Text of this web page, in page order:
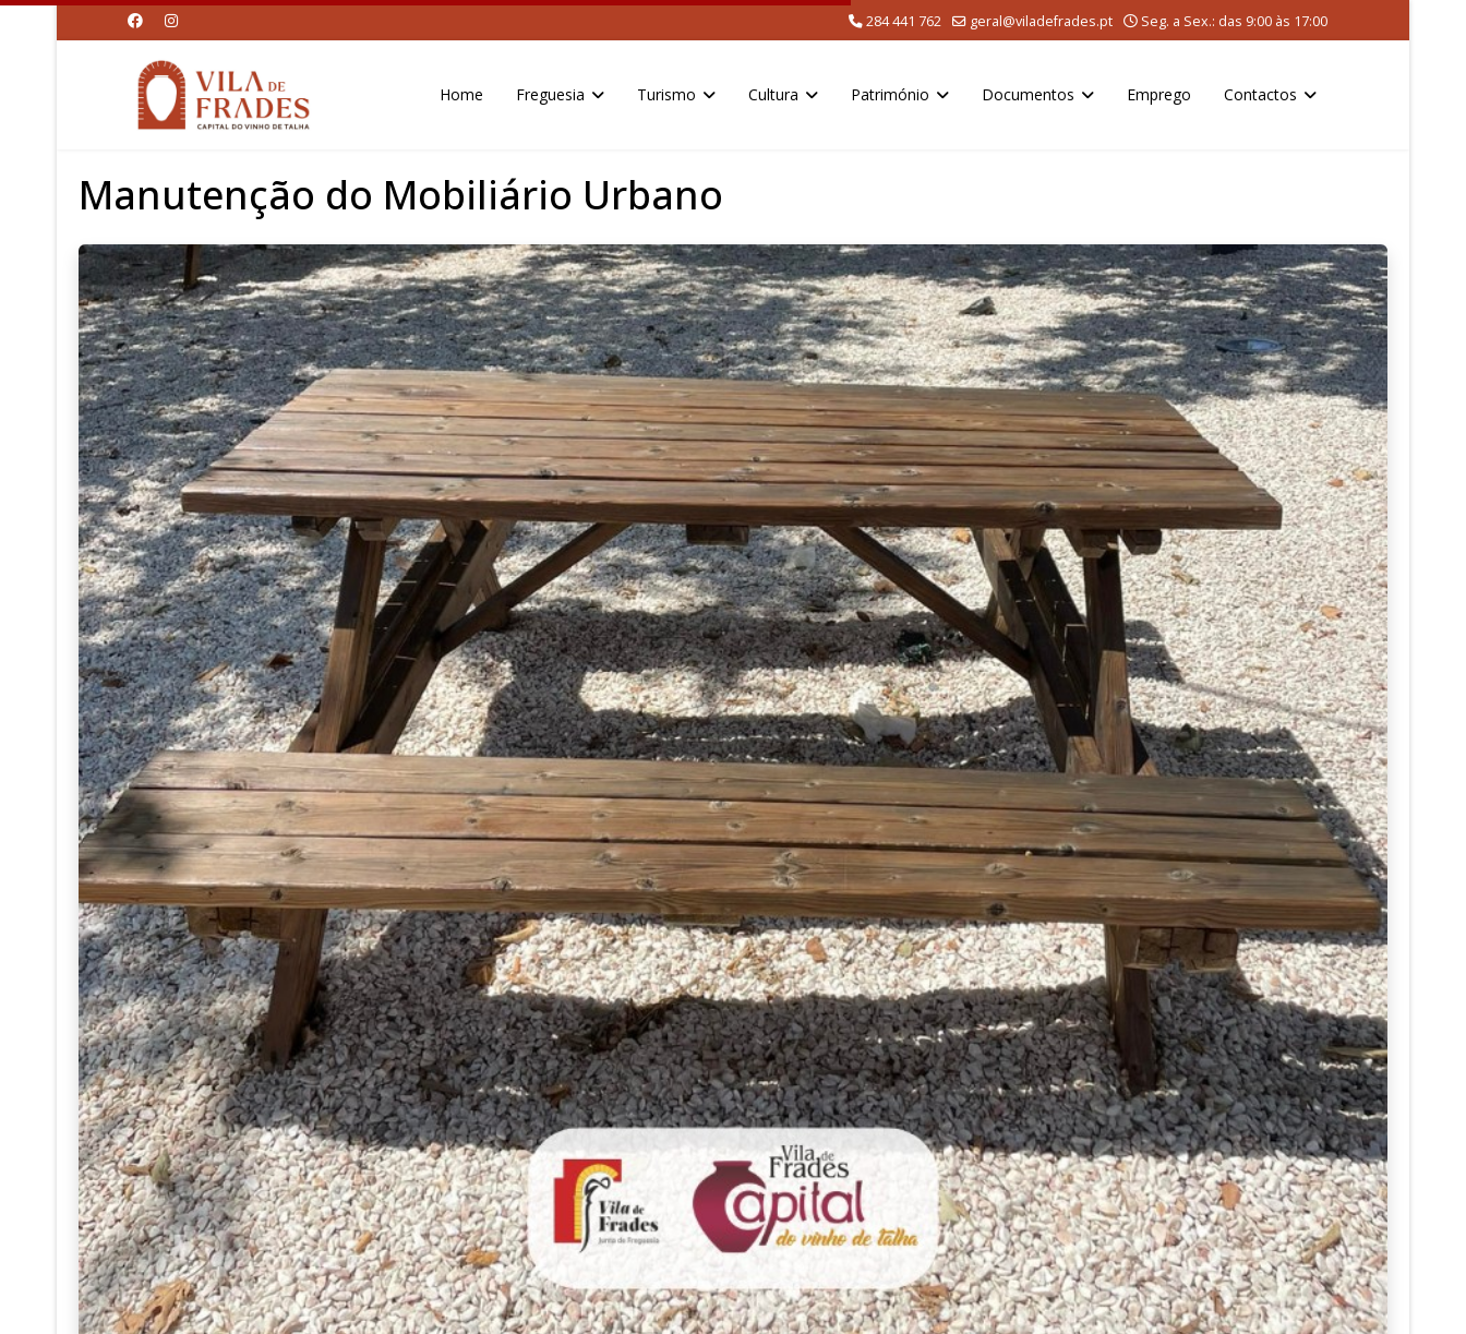
284 441 762 geral@viladefrades.pt Seg. a Sex.: das 9:00 às 17:00
Home Freguesia Turismo Cultura Património Documentos Emprego Contactos
Manutenção do Mobiliário Urbano